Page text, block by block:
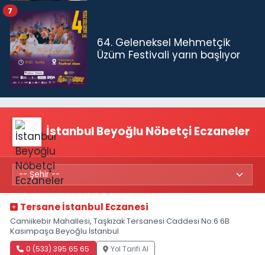
64. Geleneksel Mehmetçik
Üzüm Festivali yarın başlıyor
7
İstanbul Beyoğlu Nöbetçi Eczaneler
Tersane İstanbul Eczanesi
Camiikebir Mahallesi, Taşkızak Tersanesi Caddesi No:6 6B
Kasımpaşa Beyoğlu İstanbul
0 (533) 395 65 65 Yol Tarifi Al